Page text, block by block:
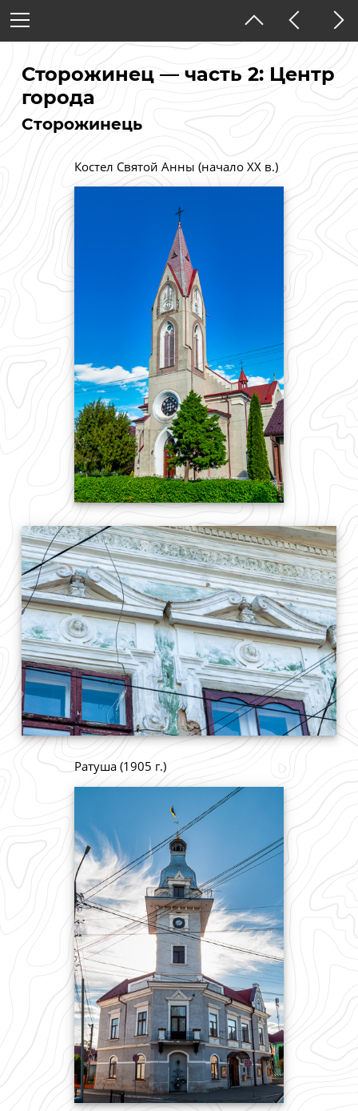
Черновицкая область
Тёмная тема
Сторожинец — часть 2: Центр
города
Сторожинець
Костел Святой Анны (начало XX в.)
Ратуша (1905 г.)